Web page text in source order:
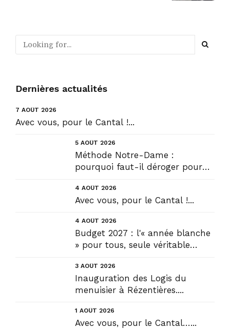
Dernières actualités
7 AOÛT 2026
Avec vous, pour le Cantal !...
5 AOÛT 2026
Méthode Notre-Dame :
pourquoi faut-il déroger pour
4 AOÛT 2026
Avec vous, pour le Cantal !...
4 AOÛT 2026
Budget 2027 : l'« année blanche
» pour tous, seule véritable
3 AOÛT 2026
Inauguration des Logis du
menuisier à Rézentières....
1 AOÛT 2026
Avec vous, pour le Cantal…...